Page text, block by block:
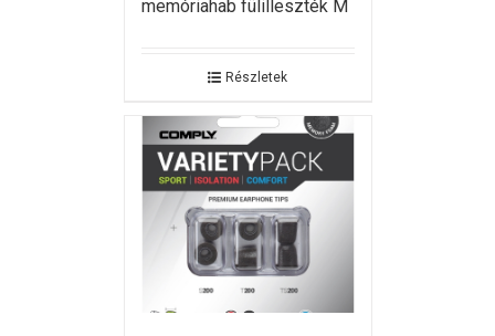
memóriahab fülilleszték M
Részletek